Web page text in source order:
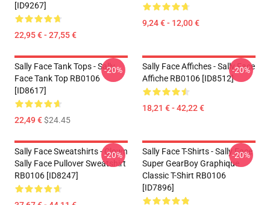
[ID9267]
22,95 € - 27,55 €
9,24 € - 12,00 €
Sally Face Tank Tops - Sally
Face Tank Top RB0106
[ID8617]
22,49 €$24.45
-20%
Sally Face Affiches - Sally Face
Affiche RB0106 [ID8512]
18,21 € - 42,22 €
-20%
Sally Face Sweatshirts - Clown
Sally Face Pullover Sweatshirt
RB0106 [ID8247]
-20%
Sally Face T-Shirts - Sally Face
Super GearBoy Graphique
Classic T-Shirt RB0106
[ID7896]
-20%